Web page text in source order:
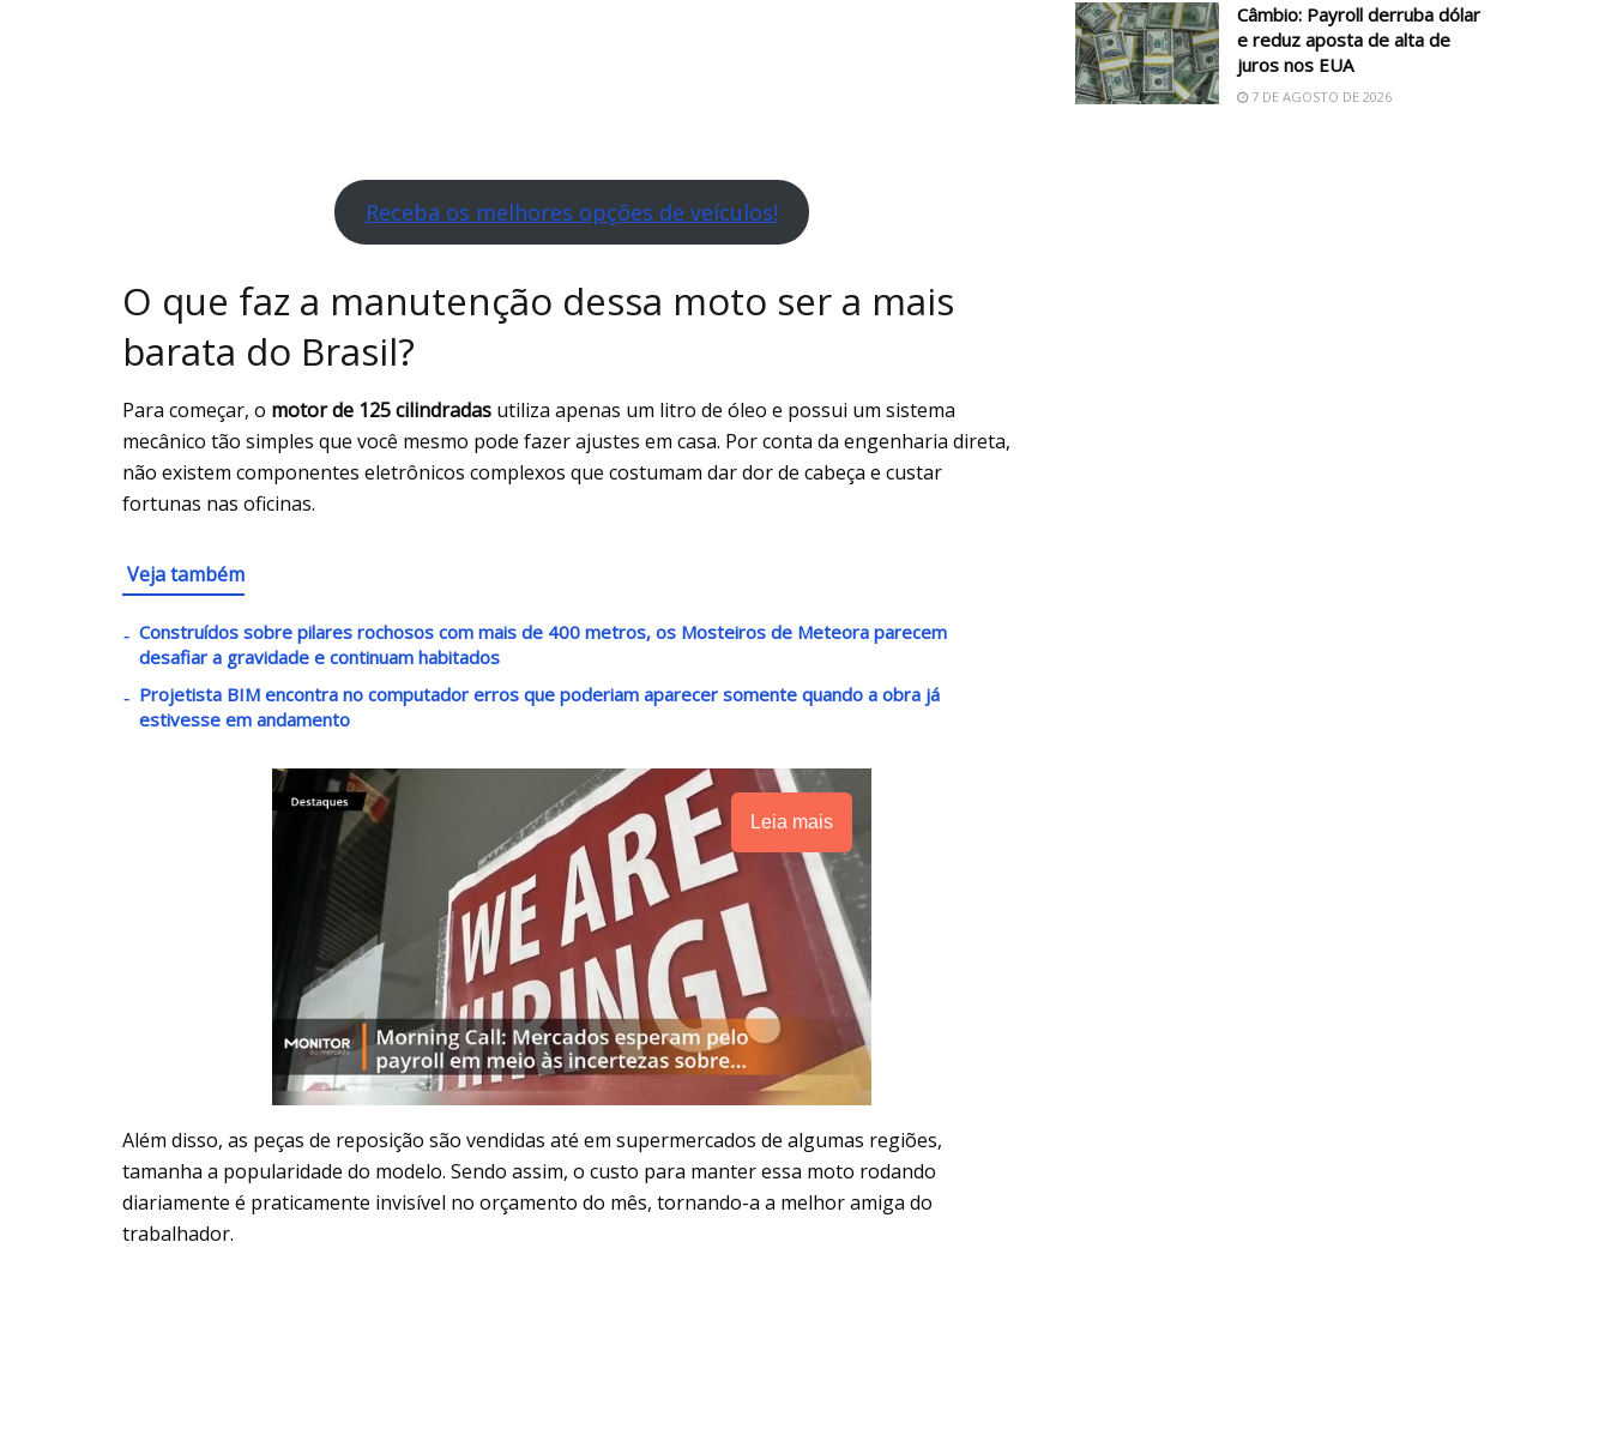
Receba os melhores opções de veículos!
O que faz a manutenção dessa moto ser a mais
barata do Brasil?
Para começar, o motor de 125 cilindradas utiliza apenas um litro de óleo e possui um sistema
mecânico tão simples que você mesmo pode fazer ajustes em casa. Por conta da engenharia direta,
não existem componentes eletrônicos complexos que costumam dar dor de cabeça e custar
fortunas nas oficinas.
Veja também
Construídos sobre pilares rochosos com mais de 400 metros, os Mosteiros de Meteora parecem
desafiar a gravidade e continuam habitados
Projetista BIM encontra no computador erros que poderiam aparecer somente quando a obra já
estivesse em andamento
Leia mais
Além disso, as peças de reposição são vendidas até em supermercados de algumas regiões,
tamanha a popularidade do modelo. Sendo assim, o custo para manter essa moto rodando
diariamente é praticamente invisível no orçamento do mês, tornando-a a melhor amiga do
trabalhador.
Câmbio: Payroll derruba dólar
e reduz aposta de alta de
juros nos EUA
7 DE AGOSTO DE 2026